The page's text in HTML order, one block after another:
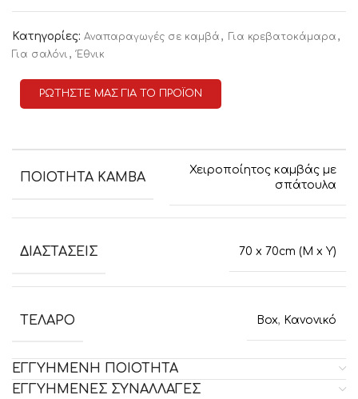
Κατηγορίες: Αναπαραγωγές σε καμβά , Για κρεβατοκάμαρα ,
Για σαλόνι , Έθνικ
ΡΩΤΗΣΤΕ ΜΑΣ ΓΙΑ ΤΟ ΠΡΟΪΟΝ
ΠΟΙΟΤΗΤΑ ΚΑΜΒΑ
Χειροποίητος καμβάς με
σπάτουλα
ΔΙΑΣΤΑΣΕΙΣ 70 x 70cm (M x Y)
ΤΕΛΑΡΟ Box, Κανονικό
ΕΓΓΥΗΜΕΝΗ ΠΟΙΟΤΗΤΑ
ΕΓΓΥΗΜΕΝΕΣ ΣΥΝΑΛΛΑΓΕΣ